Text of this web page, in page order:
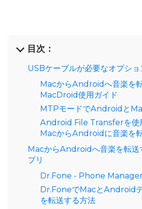
目次：
USBケーブルが必要なオプショ
MacからAndroidへ音楽を
MacDroid使用ガイド
MTPモードでAndroidと
Android File Transferを使
MacからAndroidに音楽を
MacからAndroidへ音楽を転送
プリ
Dr.Fone - Phone
Dr.FoneでMacとAndroid
を転送する方法